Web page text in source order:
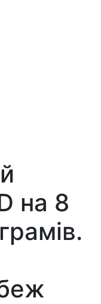
на 8